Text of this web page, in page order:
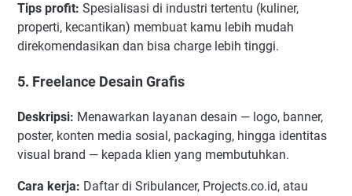
Tips profit: Spesialisasi di industri tertentu (kuliner,
properti, kecantikan) membuat kamu lebih mudah
direkomendasikan dan bisa charge lebih tinggi.
5. Freelance Desain Grafis
Deskripsi: Menawarkan layanan desain — logo, banner,
poster, konten media sosial, packaging, hingga identitas
visual brand — kepada klien yang membutuhkan.
Cara kerja: Daftar di Sribulancer, Projects.co.id, atau